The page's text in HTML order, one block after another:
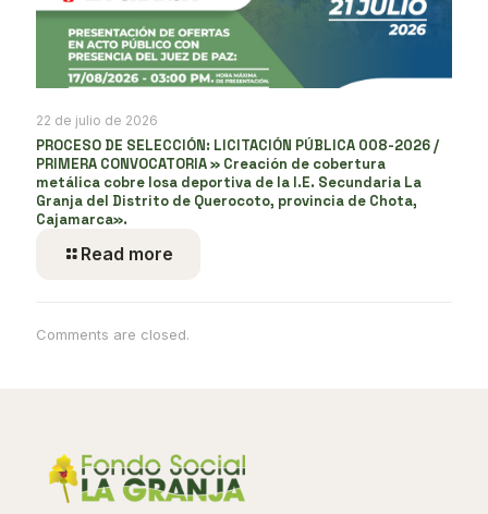
22 de julio de 2026
PROCESO DE SELECCIÓN: LICITACIÓN PÚBLICA 008-2026 /
PRIMERA CONVOCATORIA » Creación de cobertura
metálica cobre losa deportiva de la I.E. Secundaria La
Granja del Distrito de Querocoto, provincia de Chota,
Cajamarca».
Read more
Comments are closed.